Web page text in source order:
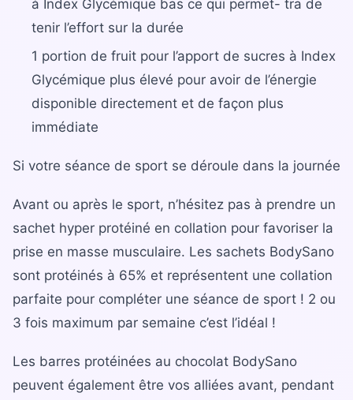
à Index Glycémique bas ce qui permet- tra de
tenir l’effort sur la durée
1 portion de fruit pour l’apport de sucres à Index
Glycémique plus élevé pour avoir de l’énergie
disponible directement et de façon plus
immédiate
Si votre séance de sport se déroule dans la journée
Avant ou après le sport, n’hésitez pas à prendre un
sachet hyper protéiné en collation pour favoriser la
prise en masse musculaire. Les sachets BodySano
sont protéinés à 65% et représentent une collation
parfaite pour compléter une séance de sport ! 2 ou
3 fois maximum par semaine c’est l’idéal !
Les barres protéinées au chocolat BodySano
peuvent également être vos alliées avant, pendant